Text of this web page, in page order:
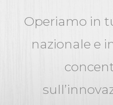
Operiamo in
nazionale e